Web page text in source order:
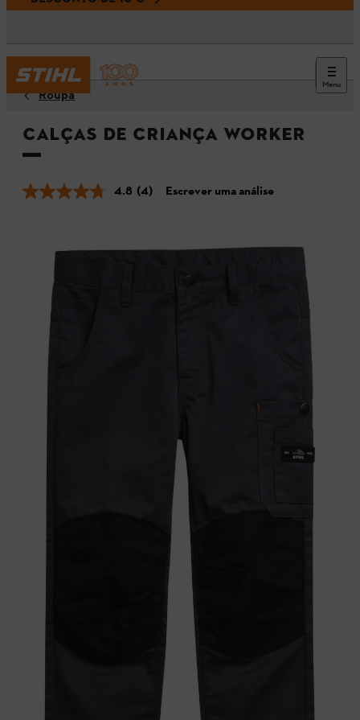
Menu
Roupa
Calças de criança WORKER
4.8 (4) Escrever uma análise